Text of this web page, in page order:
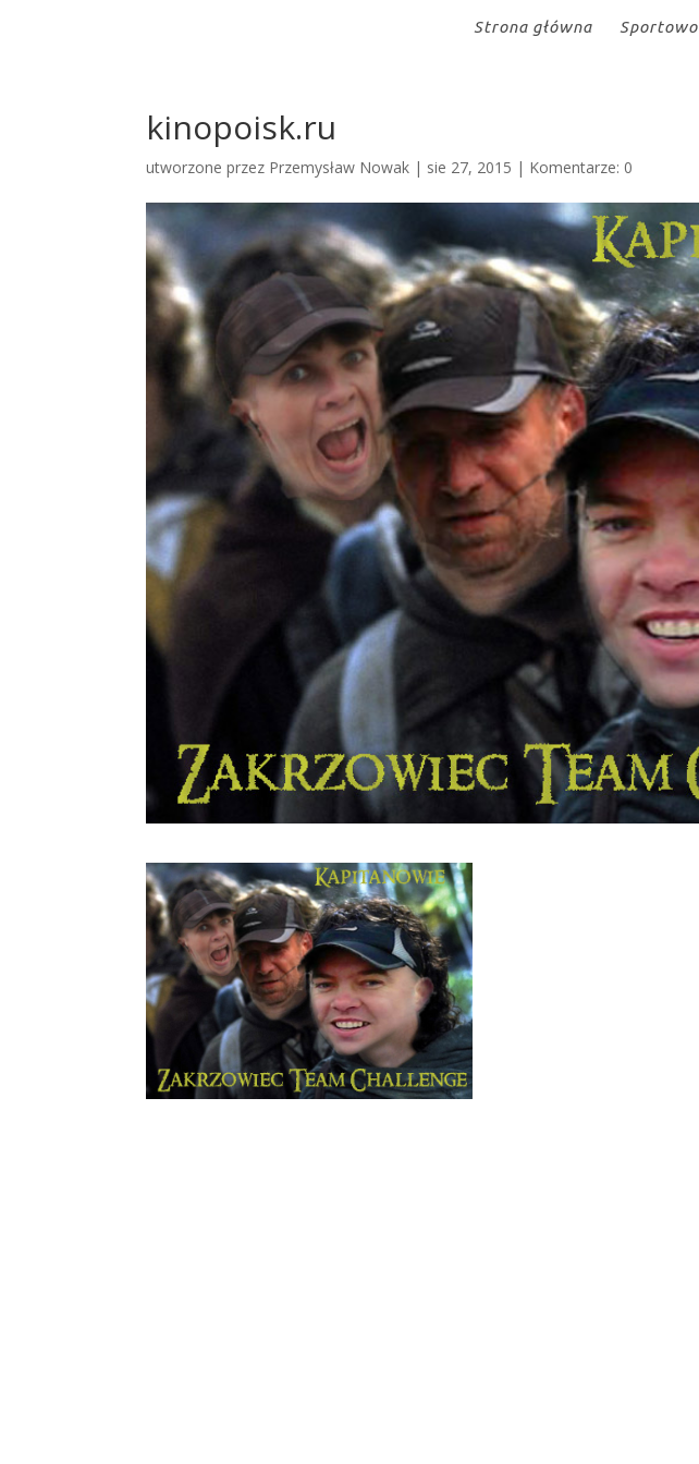
Strona główna Sportowo
kinopoisk.ru
utworzone przez Przemysław Nowak | sie 27, 2015 | Komentarze: 0